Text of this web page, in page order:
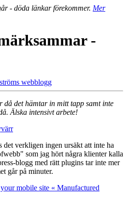
- döda länkar förekommer. Mer
-
webblogg
då det hämtar in mitt tapp samt inte
Älska intensivt arbete!
det verkligen ingen ursäkt att inte ha
som jag hört några klienter kalla
blogg med rätt plugins tar inte mer
går på minuter.
mobile site « Manufactured